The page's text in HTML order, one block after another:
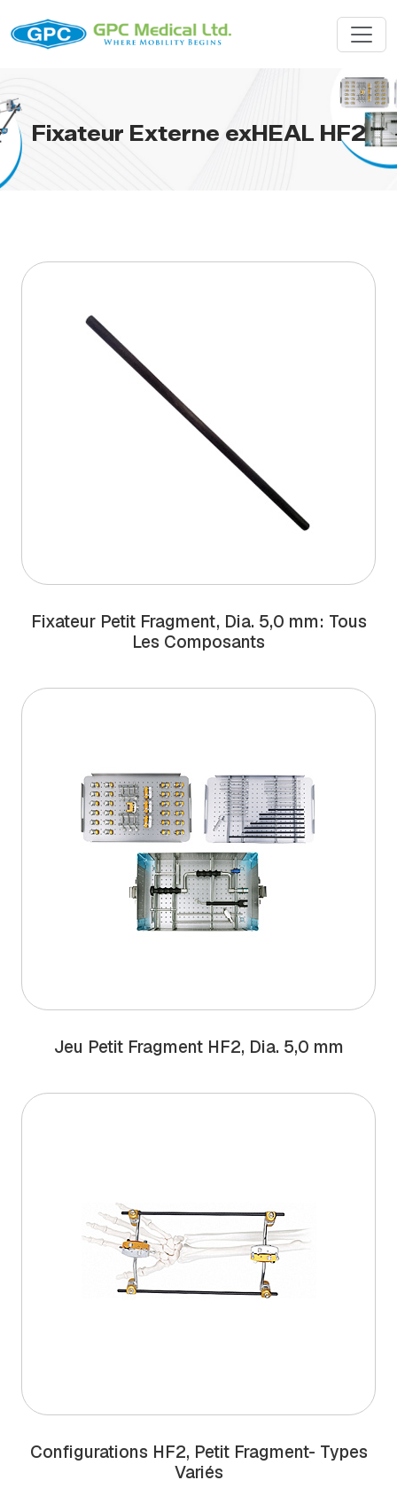
Fixateur Externe exHEAL HF2
Fixateur Petit Fragment, Dia. 5,0 mm: Tous
Les Composants
Jeu Petit Fragment HF2, Dia. 5,0 mm
Configurations HF2, Petit Fragment- Types
Variés